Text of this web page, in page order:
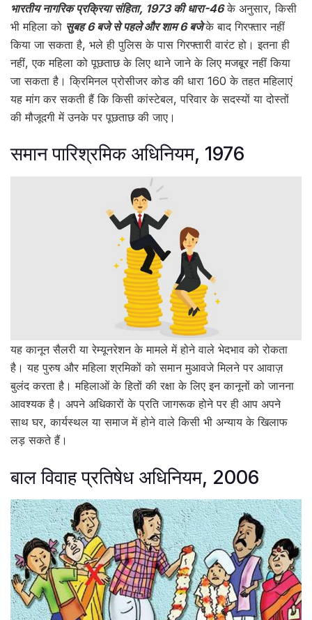
भारतीय नागरिक प्रक्रिया संहिता, 1973 की धारा-46के अनुसार, किसी
भी महिला को सुबह 6 बजे से पहले और शाम 6 बजेके बाद गिरफ्तार नहीं
किया जा सकता है, भले ही पुलिस के पास गिरफ्तारी वारंट हो। इतना ही
नहीं, एक महिला को पूछताछ के लिए थाने जाने के लिए मजबूर नहीं किया
जा सकता है। क्रिमिनल प्रोसीजर कोड की धारा 160 के तहत महिलाएं
यह मांग कर सकती हैं कि किसी कांस्टेबल, परिवार के सदस्यों या दोस्तों
की मौजूदगी में उनके पर पूछताछ की जाए।
समान पारिश्रमिक अधिनियम, 1976
यह कानून सैलरी या रेम्यूनरेशन के मामले में होने वाले भेदभाव को रोकता
है। यह पुरुष और महिला श्रमिकों को समान मुआवजे मिलने पर आवाज़
बुलंद करता है। महिलाओं के हितों की रक्षा के लिए इन कानूनों को जानना
आवश्यक है। अपने अधिकारों के प्रति जागरूक होने पर ही आप अपने
साथ घर, कार्यस्थल या समाज में होने वाले किसी भी अन्याय के खिलाफ
लड़ सकते हैं।
बाल विवाह प्रतिषेध अधिनियम, 2006